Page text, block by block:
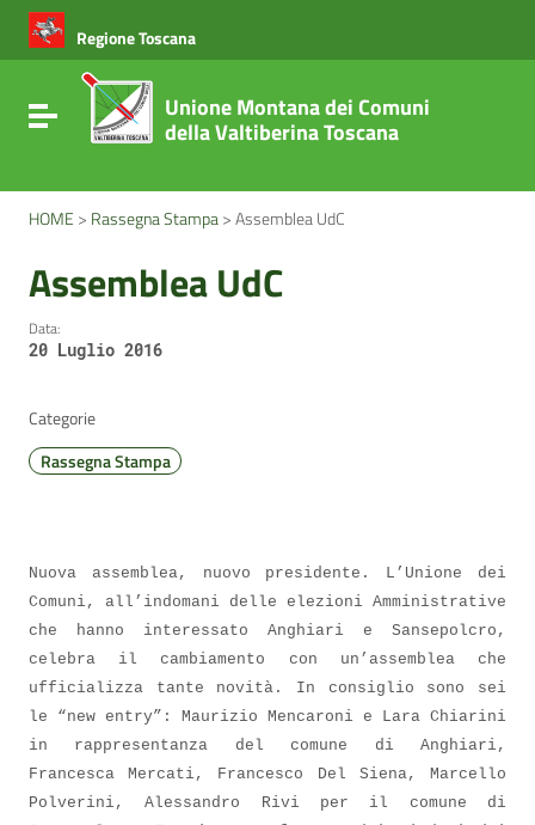
Vai ai contenuti
Vai al menu di navigazione
Vai al footer
Regione Toscana
Attiva / disattiva la navigazione
Unione Montana dei Comuni
della Valtiberina Toscana
HOME > Rassegna Stampa>Assemblea UdC
Assemblea UdC
Data:
20 Luglio 2016
Categorie
Rassegna Stampa
Nuova assemblea, nuovo presidente. L’Unione dei
Comuni, all’indomani delle elezioni Amministrative
che hanno interessato Anghiari e Sansepolcro,
celebra il cambiamento con un’assemblea che
ufficializza tante novità. In consiglio sono sei
le “new entry”: Maurizio Mencaroni e Lara Chiarini
in rappresentanza del comune di Anghiari,
Francesca Mercati, Francesco Del Siena, Marcello
Polverini, Alessandro Rivi per il comune di